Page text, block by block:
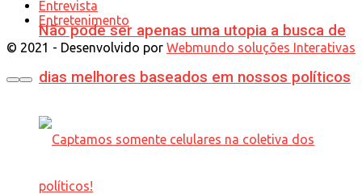
Não pode ser apenas uma utopia a busca de
dias melhores baseados em nossos políticos
Entrevista
Entretenimento
© 2021 - Desenvolvido por Webmundo soluções Interativas